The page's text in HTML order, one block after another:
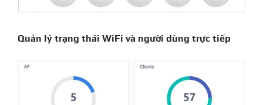
Quản lý trạng thái WiFi và người dùng trực tiếp